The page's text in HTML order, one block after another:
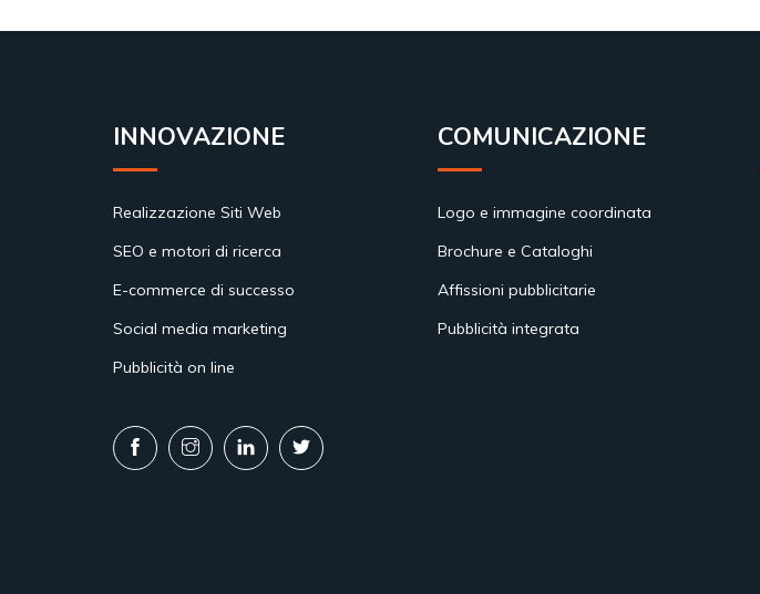
INNOVAZIONE
Realizzazione Siti Web
SEO e motori di ricerca
E-commerce di successo
Social media marketing
Pubblicità on line
COMUNICAZIONE
Logo e immagine coordinata
Brochure e Cataloghi
Affissioni pubblicitarie
Pubblicità integrata